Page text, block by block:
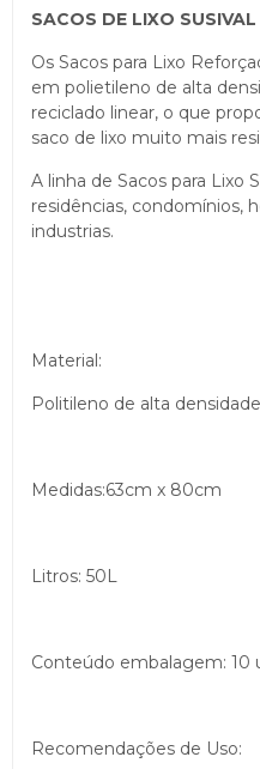
SACOS DE LIXO
Os Sacos para Lixo
em polietileno de alta
reciclado linear, o que
saco de lixo muito mais
A linha de Sacos para Lixo
residências, condomínios,
industrias.
Material:
Politileno de alta
Medidas:63cm x 80cm
Litros: 50L
Conteúdo embalagem: 10
Recomendações de Uso: